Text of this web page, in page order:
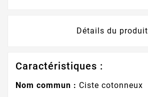
Détails du produit
Caractéristiques :
Nom commun : Ciste cotonneux